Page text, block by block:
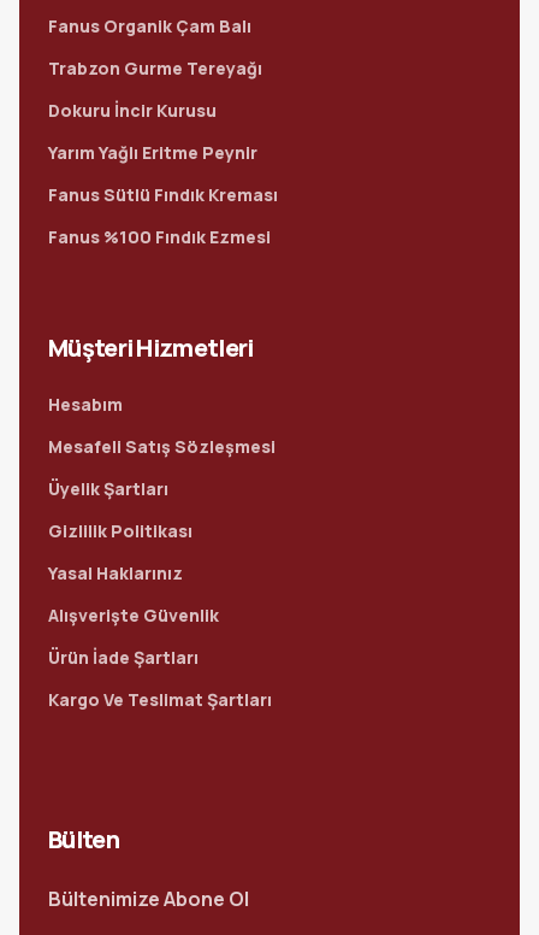
Fanus Organik Çam Balı
Trabzon Gurme Tereyağı
Dokuru İncir Kurusu
Yarım Yağlı Eritme Peynir
Fanus Sütlü Fındık Kreması
Fanus %100 Fındık Ezmesi
Müşteri Hizmetleri
Hesabım
Mesafeli Satış Sözleşmesi
Üyelik Şartları
Gizlilik Politikası
Yasal Haklarınız
Alışverişte Güvenlik
Ürün İade Şartları
Kargo Ve Teslimat Şartları
Bülten
Bültenimize Abone Ol